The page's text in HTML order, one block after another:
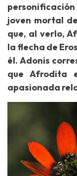
joven mortal
que, al verlo,
la flecha de
él. Adonis
que Afrodita
apasionada